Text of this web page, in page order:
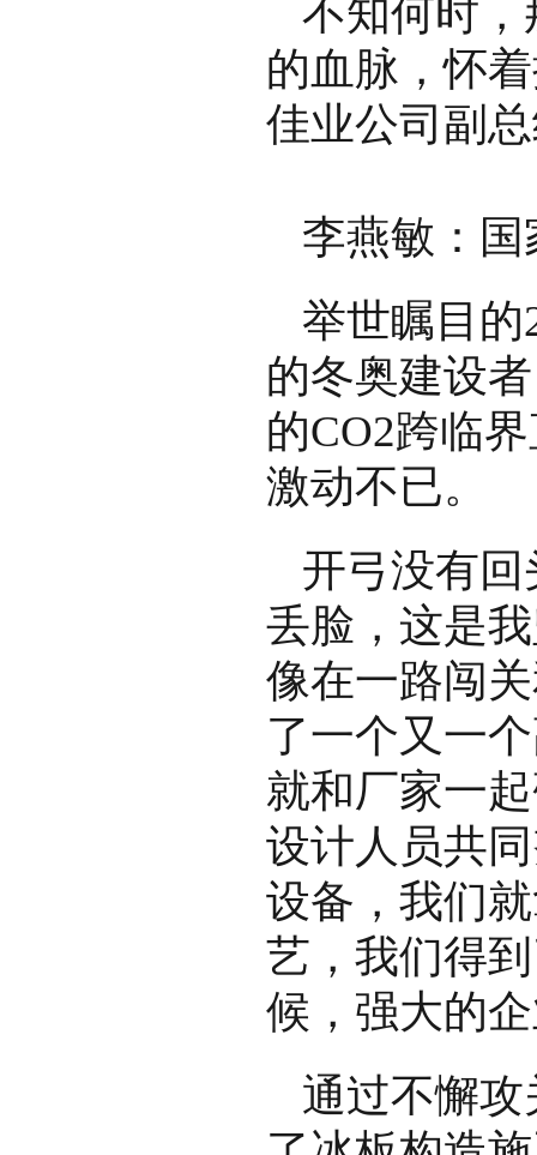
不知何时
的血脉，怀
佳业公司副
李燕敏：
举世瞩目
的冬奥建设
的CO2跨临
激动不已。
开弓没有
丢脸，这是
像在一路闯
了一个又一
就和厂家一
设计人员共
设备，我们
艺，我们得
候，强大的
通过不懈